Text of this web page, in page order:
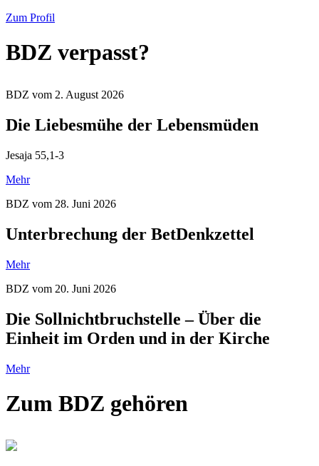
Zum Profil
BDZ verpasst?
BDZ vom 2. August 2026
Die Liebesmühe der Lebensmüden
Jesaja 55,1-3
Mehr
BDZ vom 28. Juni 2026
Unterbrechung der BetDenkzettel
Mehr
BDZ vom 20. Juni 2026
Die Sollnichtbruchstelle – Über die
Einheit im Orden und in der Kirche
Mehr
Zum BDZ gehören